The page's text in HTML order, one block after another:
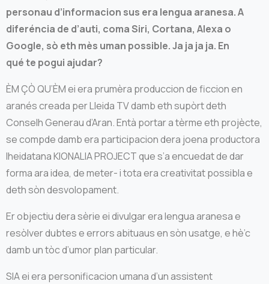
personau d’informacion sus era lengua aranesa. A
diferéncia de d’auti, coma Siri, Cortana, Alexa o
Google, sò eth mès uman possible. Ja ja ja ja. En
qué te pogui ajudar?
ÈM ÇÒ QU’ÈM ei era prumèra produccion de ficcion en
aranés creada per Lleida TV damb eth supòrt deth
Conselh Generau d’Aran. Entà portar a tèrme eth projècte,
se compde damb era participacion dera joena productora
lheidatana KIONALIA PROJECT que s’a encuedat de dar
forma ara idea, de meter- i tota era creativitat possibla e
deth sòn desvolopament.
Er objectiu dera sèrie ei divulgar era lengua aranesa e
resòlver dubtes e errors abituaus en sòn usatge, e hè’c
damb un tòc d’umor plan particular.
SIA ei era personificacion umana d’un assistent